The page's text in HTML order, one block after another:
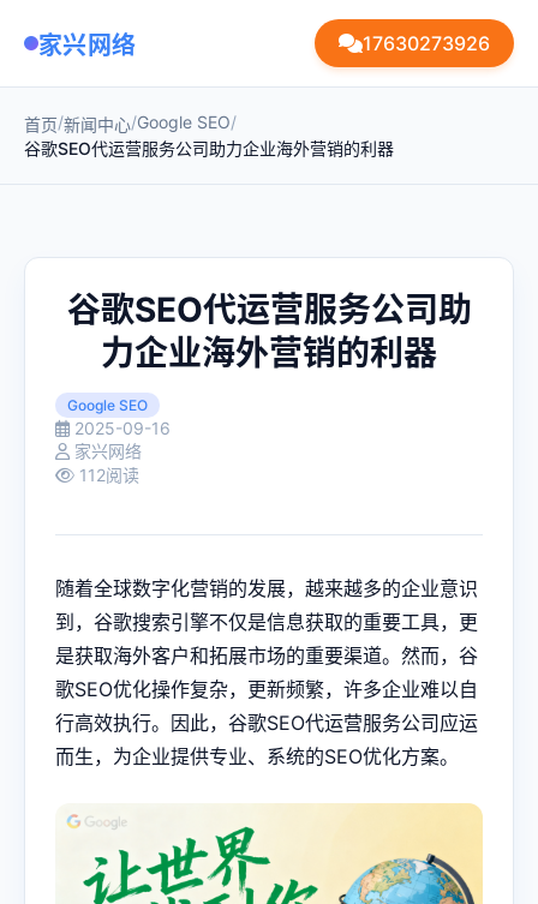
家兴网络 17630273926
首页/新闻中心/Google SEO/
谷歌SEO代运营服务公司助力企业海外营销的利器
谷歌SEO代运营服务公司助
力企业海外营销的利器
Google SEO
2025-09-16
家兴网络
112阅读
随着全球数字化营销的发展，越来越多的企业意识
到，谷歌搜索引擎不仅是信息获取的重要工具，更
是获取海外客户和拓展市场的重要渠道。然而， 谷
歌SEO优化操作复杂，更新频繁，许多企业难以自
行高效执行。因此，谷歌SEO代运营服务公司应运
而生，为企业提供专业、系统的SEO优化方案。